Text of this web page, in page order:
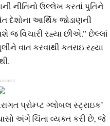
નીતિનો ઉલ્લેખ કરતાં પુતિને
દેશોના આર્થિક જોડાણની
જ વિચારી રહ્યા છીએ.” છેલ્લાં
વાત કરવાથી કતરાઇ રહ્યા
પ્રોમ્પ્ટ ગ્લોબલ સ્ટ્રાઇક’
અંગે ચિંતા વ્યક્ત કરી છે, જે